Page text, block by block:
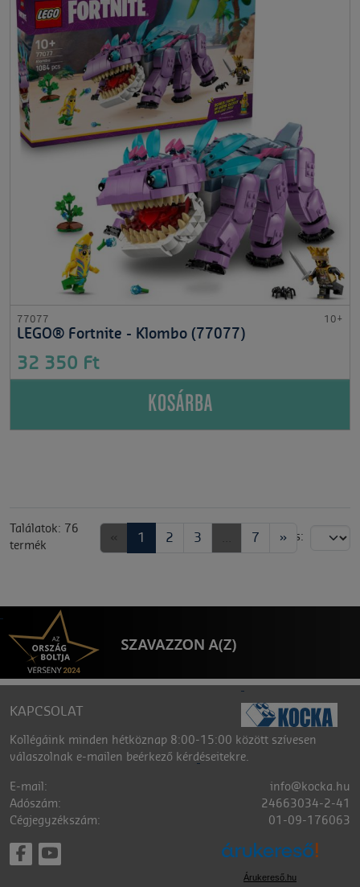
77077 10+
LEGO® Fortnite - Klombo (77077)
32 350 Ft
KOSÁRBA
Találatok: 76
termék
1 2 3 7 »
Rendezés:
KAPCSOLAT
Kollégáink minden hétköznap 8:00-15:00 között szívesen
válaszolnak e-mailen beérkező kérdéseitekre.
E-mail:
info@kocka.hu
Adószám:
24663034-2-41
Cégjegyzékszám:
01-09-176063
Árukereső.hu